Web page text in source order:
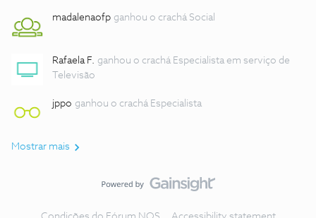
madalenaofp ganhou o crachá Social
Rafaela F. ganhou o crachá Especialista em serviço de
Televisão
jppo ganhou o crachá Especialista
Mostrar mais